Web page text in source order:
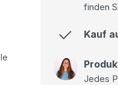
finden
Kauf
Jedes